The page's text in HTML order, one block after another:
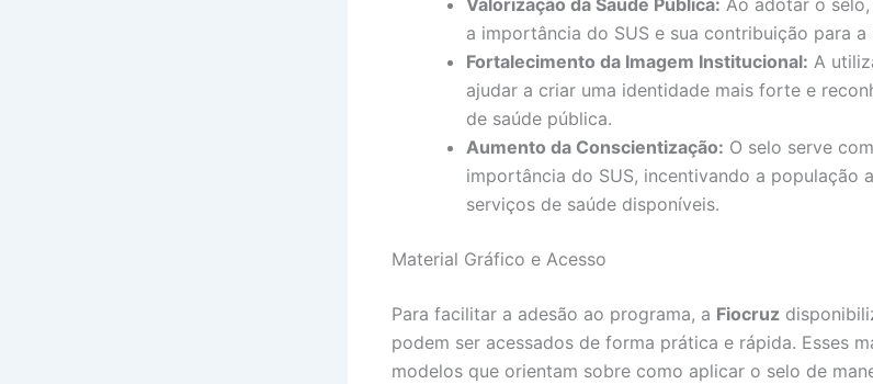
Valorização da Saúde Pública: Ao adotar o
a importância do SUS e sua contribuição para a
Fortalecimento da Imagem Institucional: A
ajudar a criar uma identidade mais forte e
de saúde pública.
Aumento da Conscientização: O selo serve
importância do SUS, incentivando a população
serviços de saúde disponíveis.
Material Gráfico e Acesso
Para facilitar a adesão ao programa, a Fiocruz
podem ser acessados de forma prática e rápida. Esses
modelos que orientam sobre como aplicar o selo de